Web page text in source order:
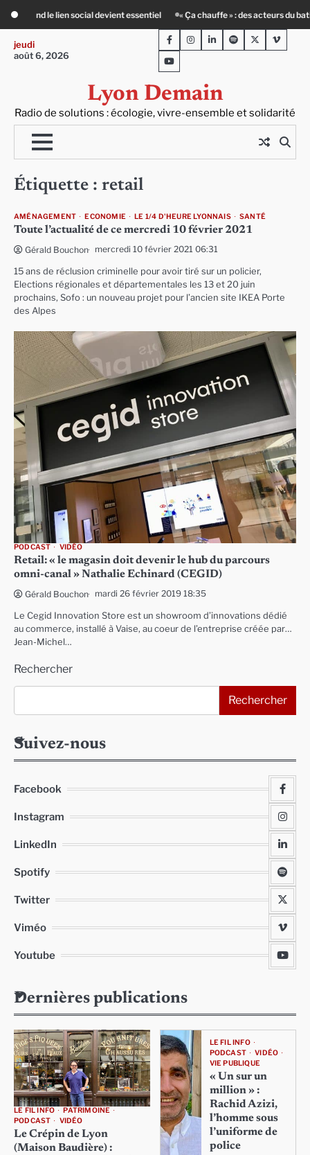
content
devient essentiel « Ça chauffe » : des acteurs du batiment face au défi
jeudi
août 6, 2026
Lyon Demain
Radio de solutions : écologie, vivre-ensemble et solidarité
FacebookInstagram
LinkedInSpotifyTwitterViméo
Youtube
Étiquette : retail
AMÉNAGEMENT ECONOMIE LE 1/4 D'HEURE LYONNAIS SANTÉ
Toute l’actualité de ce mercredi 10 février 2021
Gérald Bouchon mercredi 10 février 2021 06:31
15 ans de réclusion criminelle pour avoir tiré sur un policier,
Elections régionales et départementales les 13 et 20 juin
prochains, Sofo : un nouveau projet pour l’ancien site IKEA Porte
des Alpes
PODCAST VIDÉO
Retail: « le magasin doit devenir le hub du parcours
omni-canal » Nathalie Echinard (CEGID)
Gérald Bouchon mardi 26 février 2019 18:35
Le Cegid Innovation Store est un showroom d’innovations dédié
au commerce, installé à Vaise, au coeur de l’entreprise créée par…
Jean-Michel…
Rechercher
Rechercher
Suivez-nous
Facebook
Instagram
LinkedIn
Spotify
Twitter
Viméo
Youtube
Dernières publications
LE FIL INFO
PATRIMOINE
PODCAST
VIDÉO
Le Crépin de Lyon
(Maison Baudière) :
LE FIL INFO
PODCAST
VIDÉO
VIE PUBLIQUE
« Un sur un
million » :
Rachid Azizi,
l’homme sous
l’uniforme de
police